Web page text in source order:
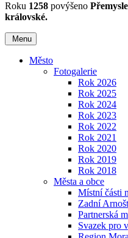
Roku 1258 povýšeno
královské.
Menu
Město
Fotogalerie
Rok 2026
Rok 2025
Rok 2024
Rok 2023
Rok 2022
Rok 2021
Rok 2020
Rok 2019
Rok 2018
Města a obce
Místní části
Zadní
Partnerská
Svazek pro